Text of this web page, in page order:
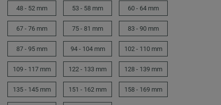
48 - 52 mm 53 - 58 mm 60 - 64 mm
67 - 76 mm 75 - 81 mm 83 - 90 mm
87 - 95 mm 94 - 104 mm 102 - 110 mm
109 - 117 mm 122 - 133 mm 128 - 139 mm
135 - 145 mm 151 - 162 mm 158 - 169 mm